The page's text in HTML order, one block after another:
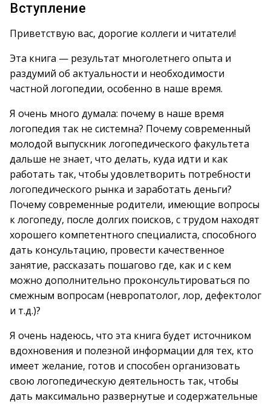
Вступление
Приветствую вас, дорогие коллеги и читатели!
Эта книга — результат многолетнего опыта и
раздумий об актуальности и необходимости
частной логопедии, особенно в наше время.
Я очень много думала: почему в наше время
логопедия так не системна? Почему современный
молодой выпускник логопедического факультета
дальше не знает, что делать, куда идти и как
работать так, чтобы удовлетворить потребности
логопедического рынка и заработать деньги?
Почему современные родители, имеющие вопросы
к логопеду, после долгих поисков, с трудом находят
хорошего компетентного специалиста, способного
дать консультацию, провести качественное
занятие, рассказать пошагово где, как и с кем
можно дополнительно проконсультироваться по
смежным вопросам (невропатолог, лор, дефектолог
и т.д.)?
Я очень надеюсь, что эта книга будет источником
вдохновения и полезной информации для тех, кто
имеет желание, готов и способен организовать
свою логопедическую деятельность так, чтобы
дать максимально развернутые и содержательные